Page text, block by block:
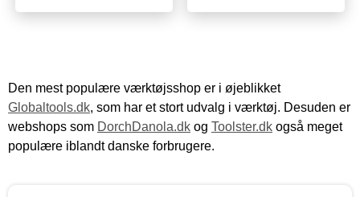
Den mest populære værktøjsshop er i øjeblikket
Globaltools.dk, som har et stort udvalg i værktøj. Desuden er
webshops som DorchDanola.dk og Toolster.dk også meget
populære iblandt danske forbrugere.